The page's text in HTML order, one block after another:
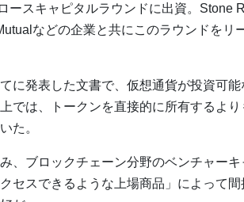
ースキャピタルラウンドに出資。Stone
などの企業と共にこのラウンドをリ
に発表した文書で、仮想通貨が投資可
では、トークンを直接的に所有するよ
た。
、ブロックチェーン分野のベンチャー
セスできるような上場商品」によって